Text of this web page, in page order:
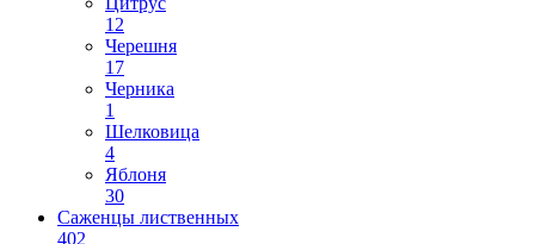
12
Черешня
17
Черника
1
Шелковица
4
Яблоня
30
Саженцы лиственных
402